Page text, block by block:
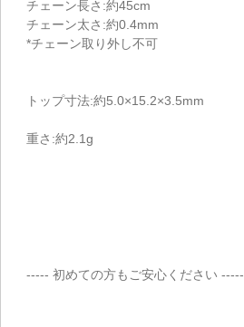
チェーン長さ:約45cm
チェーン太さ:約0.4mm
*チェーン取り外し不可
トップ寸法:約5.0×15.2×3.5mm
重さ:約2.1g
----- 初めての方もご安心ください -----